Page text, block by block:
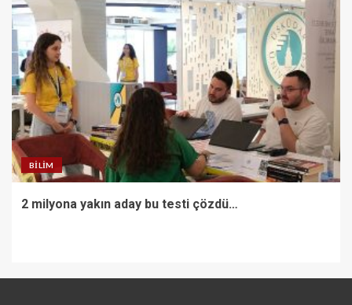
BILIM
2 milyona yakın aday bu testi çözdü…